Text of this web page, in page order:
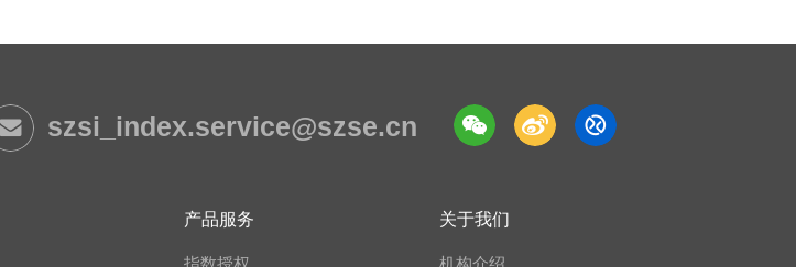
szsi_index.service@szse.cn
产品服务
指数授权
关于我们
机构介绍